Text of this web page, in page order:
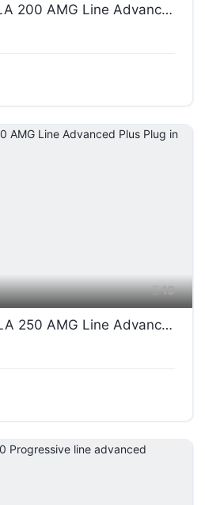
Mercedes-Benz CLA 200 AMG Line Advanced Plus
19
Mercedes-Benz GLA 250 AMG Line Advanced Plus Plug in